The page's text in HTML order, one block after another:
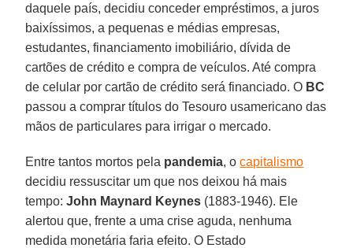
daquele país, decidiu conceder empréstimos, a juros
baixíssimos, a pequenas e médias empresas,
estudantes, financiamento imobiliário, dívida de
cartões de crédito e compra de veículos. Até compra
de celular por cartão de crédito será financiado. O BC
passou a comprar títulos do Tesouro usamericano das
mãos de particulares para irrigar o mercado.
Entre tantos mortos pela pandemia, ocapitalismo
decidiu ressuscitar um que nos deixou há mais
tempo:John Maynard Keynes (1883-1946). Ele
alertou que, frente a uma crise aguda, nenhuma
medida monetária faria efeito. O Estado